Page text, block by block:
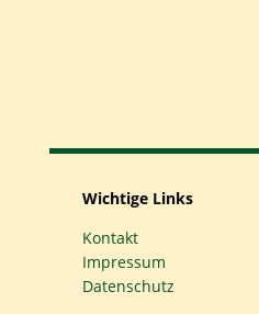
Wichtige Links
Kontakt
Impressum
Datenschutz